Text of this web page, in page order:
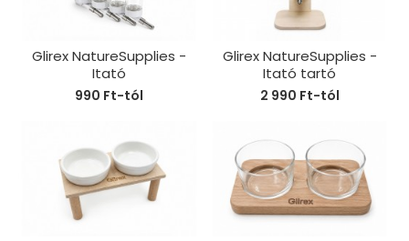
Glirex NatureSupplies -
Itató
990 Ft-tól
Glirex NatureSupplies -
Itató tartó
2 990 Ft-tól